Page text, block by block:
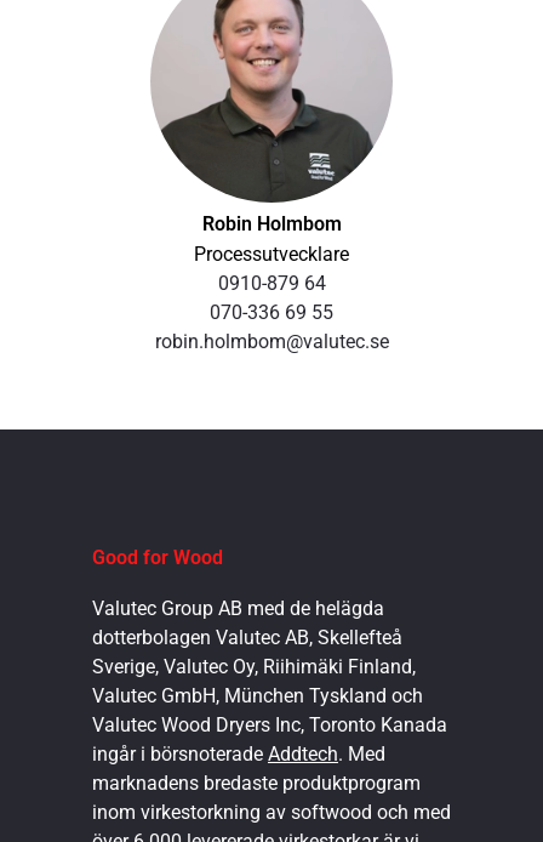
Robin Holmbom
Processutvecklare
0910-879 64
070-336 69 55
robin.holmbom@valutec.se
Good for Wood
Valutec Group AB med de helägda
dotterbolagen Valutec AB, Skellefteå
Sverige, Valutec Oy, Riihimäki Finland,
Valutec GmbH, München Tyskland och
Valutec Wood Dryers Inc, Toronto Kanada
ingår i börsnoterade Addtech. Med
marknadens bredaste produktprogram
inom virkestorkning av softwood och med